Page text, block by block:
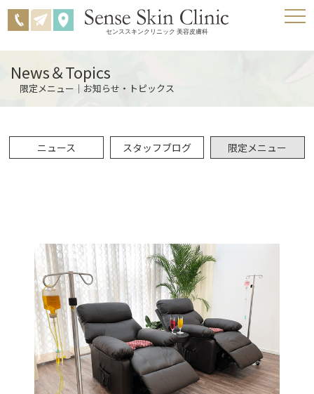
センススキンクリニック 美容皮膚科
News＆Topics
限定メニュー｜お知らせ・トピックス
ニュース スタッフブログ 限定メニュー